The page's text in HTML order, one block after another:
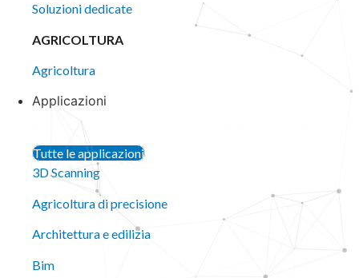
Soluzioni dedicate
AGRICOLTURA
Agricoltura
Applicazioni
Chiudi Applicazioni
Tutte le applicazioni
3D Scanning
Agricoltura di precisione
Architettura e edilizia
Bim